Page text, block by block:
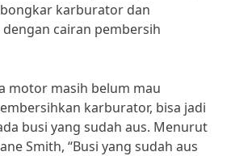
karburator dan
cairan pembersih
motor masih belum mau
karburator, bisa jadi
busi yang sudah aus. Menurut
Smith, “Busi yang sudah aus